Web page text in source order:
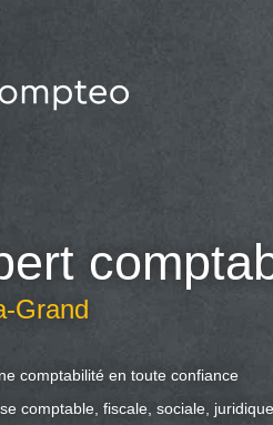
Grand
comptabilité en toute confiance
comptable, fiscale, sociale, juridique